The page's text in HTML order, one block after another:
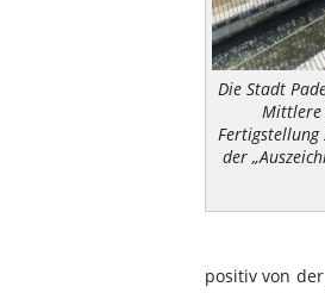
Die Stadt
Mittlere
Fertigstellung
der
positiv von